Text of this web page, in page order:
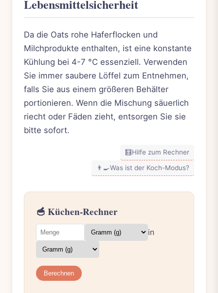
Lebensmittelsicherheit
Da die Oats rohe Haferflocken und
Milchprodukte enthalten, ist eine konstante
Kühlung bei 4-7 °C essenziell. Verwenden
Sie immer saubere Löffel zum Entnehmen,
falls Sie aus einem größeren Behälter
portionieren. Wenn die Mischung säuerlich
riecht oder Fäden zieht, entsorgen Sie sie
bitte sofort.
🧮Hilfe zum Rechner
👨‍🍳Was ist der Koch-Modus?
🥣 Küchen-Rechner
in
Berechnen